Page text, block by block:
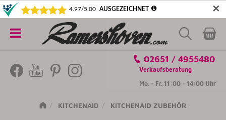
✕
5€ SICHERN! NEWSLETTER ABONNIEREN
Kategorien
02651 / 4955480
Verkaufsberatung
Mo. - Fr. 11:00 - 14:00 Uhr
KITCHENAID KITCHENAID ZUBEHÖR